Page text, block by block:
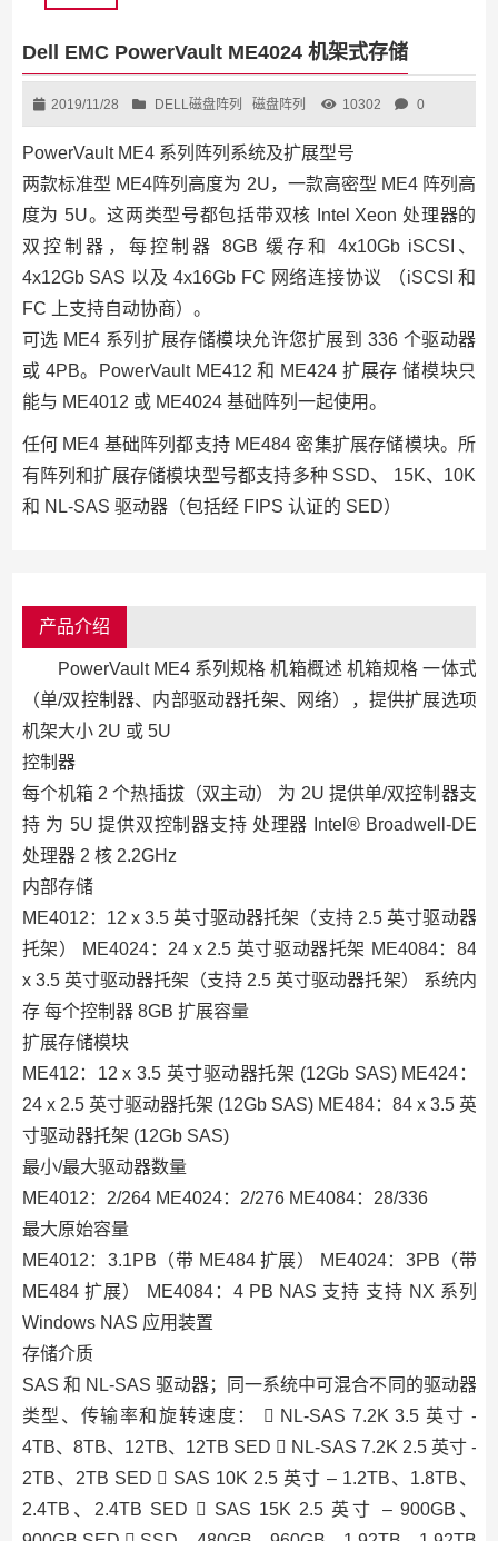
Dell EMC PowerVault ME4024 机架式存储
2019/11/28 DELL磁盘阵列 磁盘阵列 10302 0
PowerVault ME4 系列阵列系统及扩展型号
两款标准型 ME4阵列高度为 2U，一款高密型 ME4 阵列高
度为 5U。这两类型号都包括带双核 Intel Xeon 处理器的
双控制器，每控制器 8GB 缓存和 4x10Gb iSCSI、
4x12Gb SAS 以及 4x16Gb FC 网络连接协议 （iSCSI 和
FC 上支持自动协商）。
可选 ME4 系列扩展存储模块允许您扩展到 336 个驱动器
或 4PB。PowerVault ME412 和 ME424 扩展存 储模块只
能与 ME4012 或 ME4024 基础阵列一起使用。
任何 ME4 基础阵列都支持 ME484 密集扩展存储模块。所
有阵列和扩展存储模块型号都支持多种 SSD、 15K、10K
和 NL-SAS 驱动器（包括经 FIPS 认证的 SED）
产品介绍
PowerVault ME4 系列规格 机箱概述 机箱规格 一体式
（单/双控制器、内部驱动器托架、网络），提供扩展选项
机架大小 2U 或 5U
控制器
每个机箱 2 个热插拔（双主动） 为 2U 提供单/双控制器支
持 为 5U 提供双控制器支持 处理器 Intel® Broadwell-DE
处理器 2 核 2.2GHz
内部存储
ME4012：12 x 3.5 英寸驱动器托架（支持 2.5 英寸驱动器
托架） ME4024：24 x 2.5 英寸驱动器托架 ME4084：84
x 3.5 英寸驱动器托架（支持 2.5 英寸驱动器托架） 系统内
存 每个控制器 8GB 扩展容量
扩展存储模块
ME412：12 x 3.5 英寸驱动器托架 (12Gb SAS) ME424：
24 x 2.5 英寸驱动器托架 (12Gb SAS) ME484：84 x 3.5 英
寸驱动器托架 (12Gb SAS)
最小/最大驱动器数量
ME4012：2/264 ME4024：2/276 ME4084：28/336
最大原始容量
ME4012：3.1PB（带 ME484 扩展） ME4024：3PB（带
ME484 扩展） ME4084：4 PB NAS 支持 支持 NX 系列
Windows NAS 应用装置
存储介质
SAS 和 NL-SAS 驱动器；同一系统中可混合不同的驱动器
类型、传输率和旋转速度：  NL-SAS 7.2K 3.5 英寸 -
4TB、8TB、12TB、12TB SED  NL-SAS 7.2K 2.5 英寸 -
2TB、2TB SED  SAS 10K 2.5 英寸 – 1.2TB、1.8TB、
2.4TB、2.4TB SED  SAS 15K 2.5 英寸 – 900GB、